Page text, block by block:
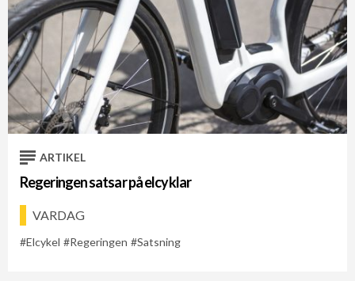
ARTIKEL
Regeringen satsar på elcyklar
VARDAG
Elcykel Regeringen Satsning